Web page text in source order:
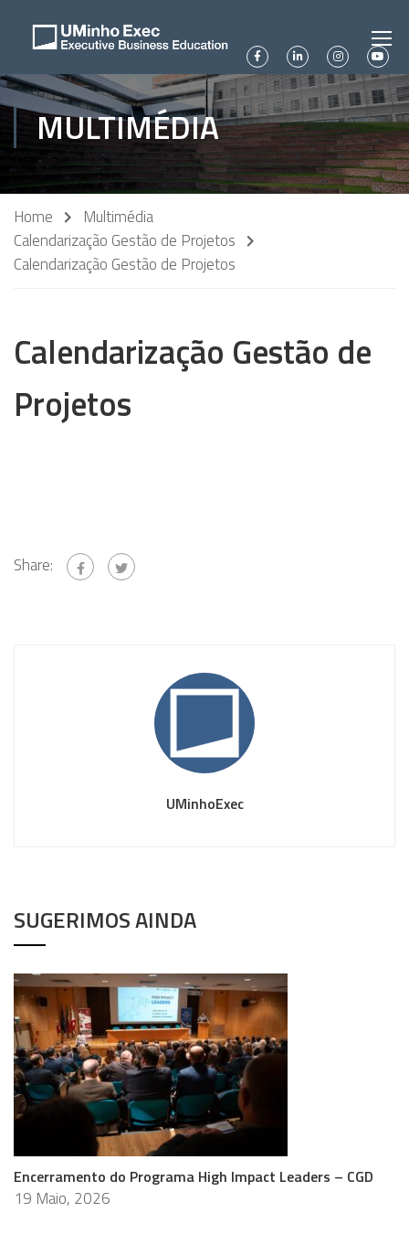
MULTIMÉDIA
Home
Multimédia
Calendarização Gestão de Projetos
Calendarização Gestão de Projetos
Calendarização Gestão de
Projetos
Share:
UMinhoExec
SUGERIMOS AINDA
Encerramento do Programa High Impact Leaders – CGD
19 Maio, 2026